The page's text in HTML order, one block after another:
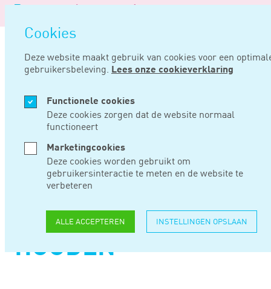
overslaan
Cookies
Deze website maakt gebruik van cookies voor een
gebruikersbeleving. Lees onze cookieverklaring
Functionele cookies
Deze cookies zorgen dat de website normaal
functioneert
Marketingcookies
Deze cookies worden gebruikt om
gebruikersinteractie te meten en de website te
verbeteren
ALLE ACCEPTEREN INSTELLINGEN OPSLAAN
Logo
Noord
Negentig
SEP 14, 2016
WERKGEVER WIL
LANGER IN DIENST
HOUDEN